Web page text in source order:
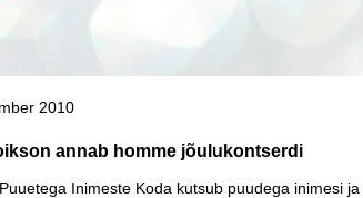
2010
annab homme jõulukontserdi
Inimeste Koda kutsub puudega inimesi